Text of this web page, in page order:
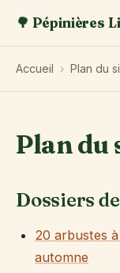
🌳 Pépinières
Accueil › Plan du
Plan du
Dossiers
20 arbustes
automne